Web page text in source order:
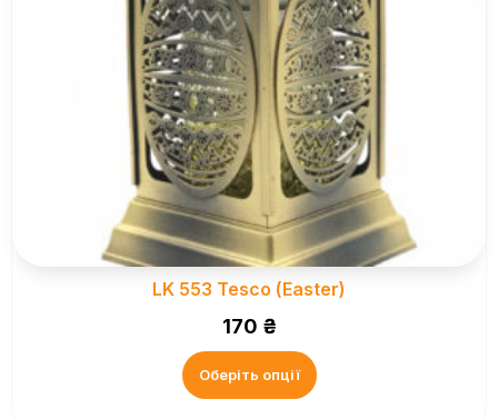
LK 553 Tesco (Easter)
170 ₴
Оберіть опції